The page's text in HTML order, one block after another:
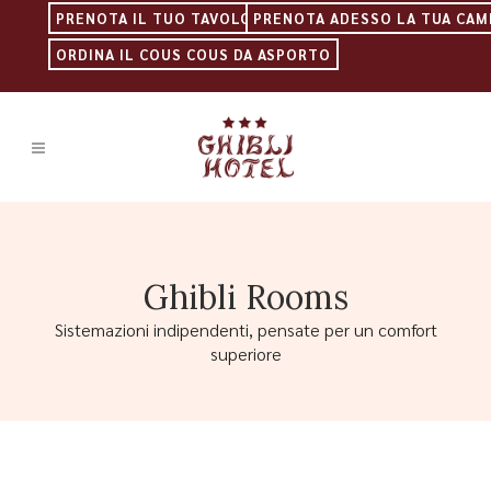
PRENOTA IL TUO TAVOLO
ORDINA IL COUS COUS DA ASPORTO
PRENOTA ADESSO LA TUA
Ghibli Rooms
Sistemazioni indipendenti, pensate per un comfort
superiore